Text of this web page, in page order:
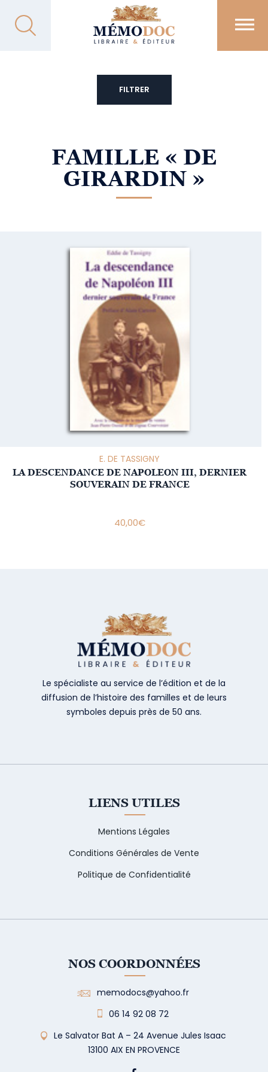
FAMILLE « DE
GIRARDIN »
E. DE TASSIGNY
LA DESCENDANCE DE NAPOLEON III, DERNIER
SOUVERAIN DE FRANCE
40,00€
FILTRER
Le spécialiste au service de l’édition et de la
diffusion de l’histoire des familles et de leurs
symboles depuis près de 50 ans.
LIENS UTILES
Mentions Légales
Conditions Générales de Vente
Politique de Confidentialité
NOS COORDONNÉES
memodocs@yahoo.fr
06 14 92 08 72
Le Salvator Bat A – 24 Avenue Jules Isaac
13100 AIX EN PROVENCE